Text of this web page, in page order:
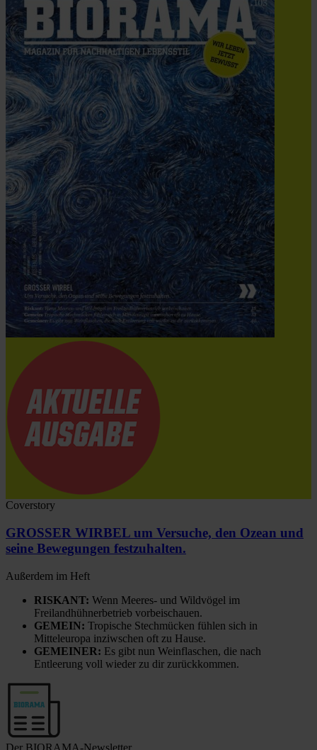
Coverstory
GROSSER WIRBEL um Versuche, den Ozean und
seine Bewegungen festzuhalten.
Außerdem im Heft
RISKANT: Wenn Meeres- und Wildvögel im
Freilandhühnerbetrieb vorbeischauen.
GEMEIN: Tropische Stechmücken fühlen sich in
Mitteleuropa inziwschen oft zu Hause.
GEMEINER: Es gibt nun Weinflaschen, die nach
Entleerung voll wieder zu dir zurückkommen.
Der BIORAMA-Newsletter